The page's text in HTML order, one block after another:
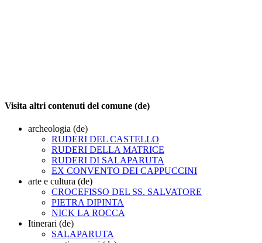
Visita altri contenuti del comune (de)
archeologia (de)
RUDERI DEL CASTELLO
RUDERI DELLA MATRICE
RUDERI DI SALAPARUTA
EX CONVENTO DEI CAPPUCCINI
arte e cultura (de)
CROCEFISSO DEL SS. SALVATORE
PIETRA DIPINTA
NICK LA ROCCA
Itinerari (de)
SALAPARUTA